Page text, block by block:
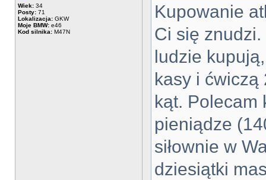
Wiek: 34
Posty: 71
Lokalizacja: GKW
Moje BMW: e46
Kod silnika: M47N
Kupowanie
Ci się
ludzie
kasy i ćwiczą
kąt. Polecam
pieniądze
siłownie w
dziesiątki